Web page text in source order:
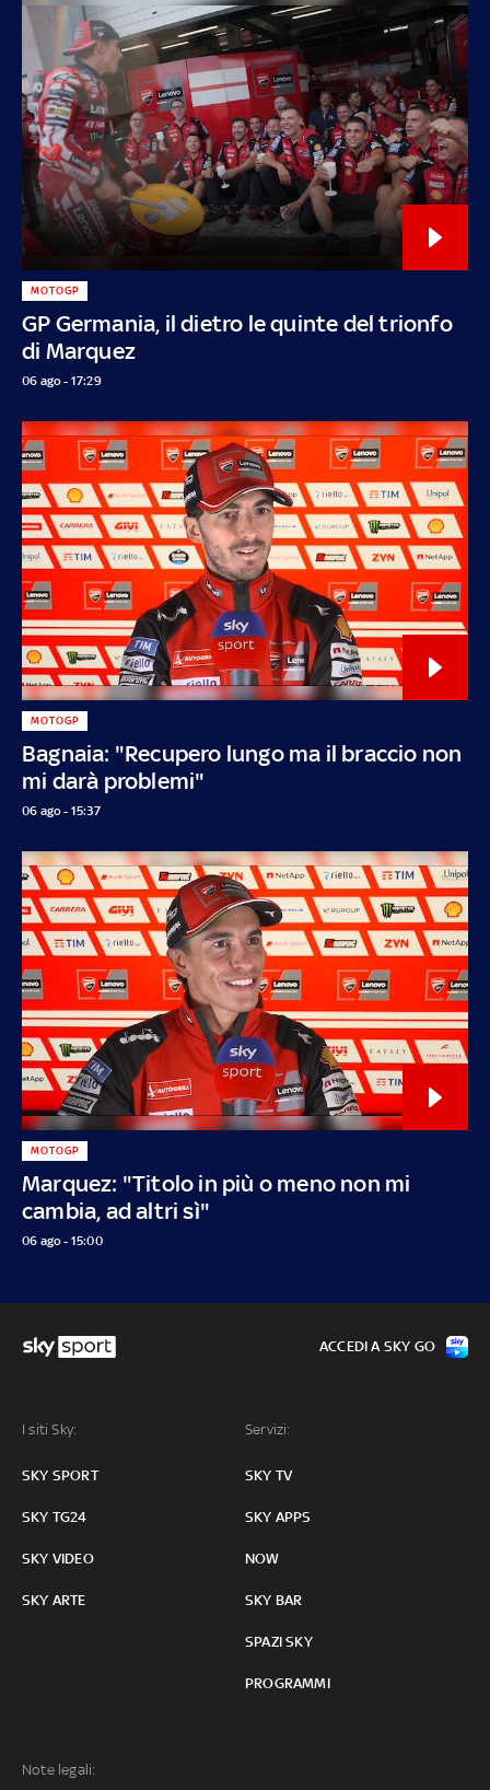
GP Germania, il dietro le quinte del trionfo
di Marquez
MOTOGP
06 ago - 17:29
Bagnaia: "Recupero lungo ma il braccio non
mi darà problemi"
MOTOGP
06 ago - 15:37
Marquez: "Titolo in più o meno non mi
cambia, ad altri sì"
MOTOGP
06 ago - 15:00
I siti Sky:
SKY SPORT
SKY TG24
SKY VIDEO
SKY ARTE
Servizi:
SKY TV
SKY APPS
NOW
SKY BAR
SPAZI SKY
PROGRAMMI
Note legali:
ACCEDI A SKY GO